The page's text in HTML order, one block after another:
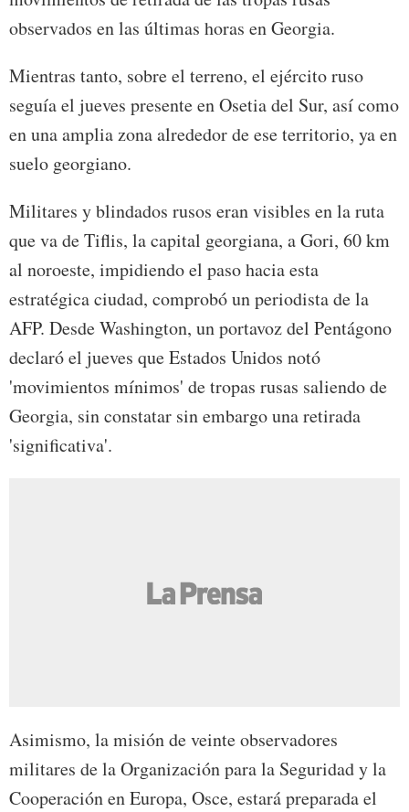
observados en las últimas horas en Georgia.
Mientras tanto, sobre el terreno, el ejército ruso
seguía el jueves presente en Osetia del Sur, así como
en una amplia zona alrededor de ese territorio, ya en
suelo georgiano.
Militares y blindados rusos eran visibles en la ruta
que va de Tiflis, la capital georgiana, a Gori, 60 km
al noroeste, impidiendo el paso hacia esta
estratégica ciudad, comprobó un periodista de la
AFP. Desde Washington, un portavoz del Pentágono
declaró el jueves que Estados Unidos notó
'movimientos mínimos' de tropas rusas saliendo de
Georgia, sin constatar sin embargo una retirada
'significativa'.
Asimismo, la misión de veinte observadores
militares de la Organización para la Seguridad y la
Cooperación en Europa, Osce, estará preparada el